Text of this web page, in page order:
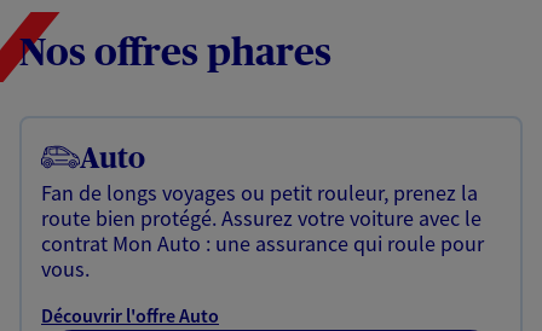
Nos offres phares
Auto
Fan de longs voyages ou petit rouleur, prenez la
route bien protégé. Assurez votre voiture avec le
contrat Mon Auto : une assurance qui roule pour
vous.
Découvrir l'offre Auto